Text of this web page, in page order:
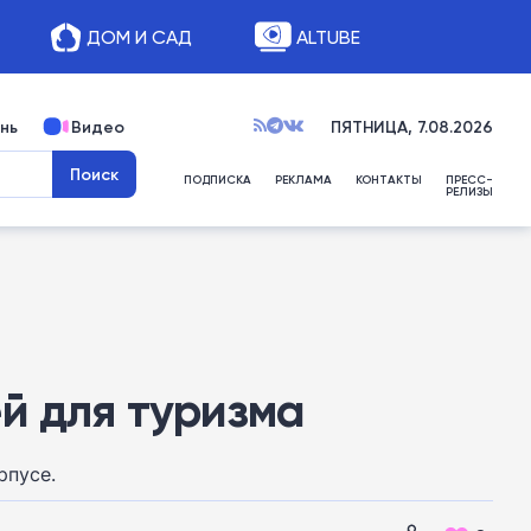
ДОМ И САД ALTUBE
Видео ПЯТНИЦА, 7.08.2026
ПОДПИСКА РЕКЛАМА КОНТАКТЫ ПРЕСС-
РЕЛИЗЫ
для туризма